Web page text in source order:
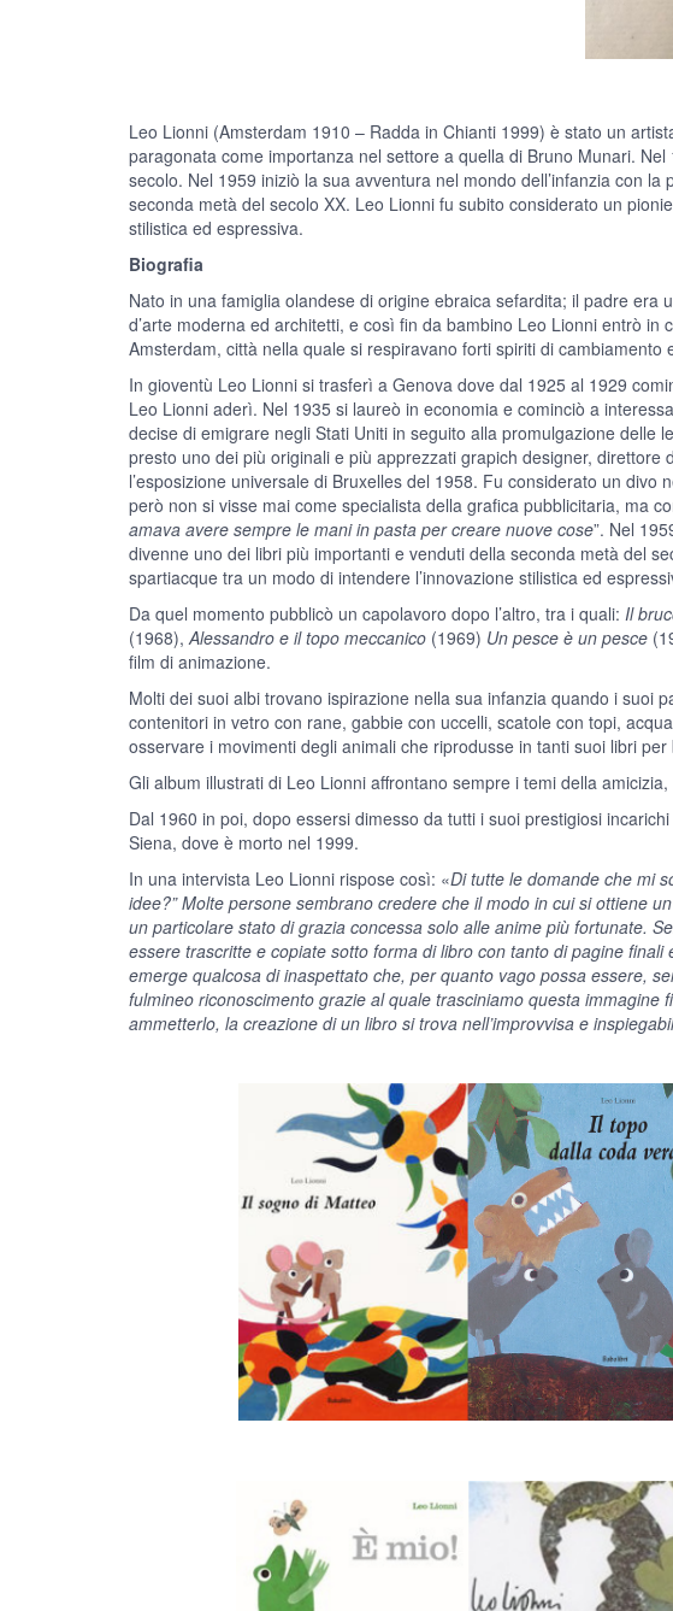
Leo Lionni (Amsterdam 1910 – Radda in Chianti 1999) è stato un
paragonata come importanza nel settore a quella di Bruno Munari.
secolo. Nel 1959 iniziò la sua avventura nel mondo dell’infanzia con la
seconda metà del secolo XX. Leo Lionni fu subito considerato un
stilistica ed espressiva.
Biografia
Nato in una famiglia olandese di origine ebraica sefardita; il padre
d’arte moderna ed architetti, e così fin da bambino Leo Lionni entrò
Amsterdam, città nella quale si respiravano forti spiriti di cambiamento
In gioventù Leo Lionni si trasferì a Genova dove dal 1925 al 1929
Leo Lionni aderì. Nel 1935 si laureò in economia e cominciò a
decise di emigrare negli Stati Uniti in seguito alla promulgazione
presto uno dei più originali e più apprezzati grapich designer, direttore
l’esposizione universale di Bruxelles del 1958. Fu considerato un
però non si visse mai come specialista della grafica pubblicitaria, ma
amava avere sempre le mani in pasta per creare nuove cose”. Nel
divenne uno dei libri più importanti e venduti della seconda metà del
spartiacque tra un modo di intendere l’innovazione stilistica ed
Da quel momento pubblicò un capolavoro dopo l’altro, tra i quali: Il
(1968), Alessandro e il topo meccanico (1969) Un pesce è un pesce
film di animazione.
Molti dei suoi albi trovano ispirazione nella sua infanzia quando i suoi
contenitori in vetro con rane, gabbie con uccelli, scatole con topi,
osservare i movimenti degli animali che riprodusse in tanti suoi libri per
Gli album illustrati di Leo Lionni affrontano sempre i temi della
Dal 1960 in poi, dopo essersi dimesso da tutti i suoi prestigiosi
Siena, dove è morto nel 1999.
In una intervista Leo Lionni rispose così: «Di tutte le domande che mi
idee?” Molte persone sembrano credere che il modo in cui si ottiene
un particolare stato di grazia concessa solo alle anime più fortunate.
essere trascritte e copiate sotto forma di libro con tanto di pagine
emerge qualcosa di inaspettato che, per quanto vago possa essere,
fulmineo riconoscimento grazie al quale trasciniamo questa
ammetterlo, la creazione di un libro si trova nell’improvvisa e